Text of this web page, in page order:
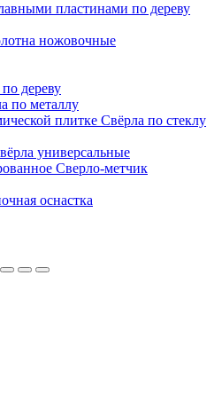
пластинами по дереву
ножовочные
дереву
по металлу
Свёрла по стеклу
универсальные
Сверло-метчик
оснастка